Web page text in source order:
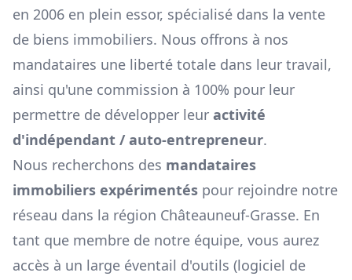
en 2006 en plein essor, spécialisé dans la vente
de biens immobiliers. Nous offrons à nos
mandataires une liberté totale dans leur travail,
ainsi qu'une commission à 100% pour leur
permettre de développer leur activité
d'indépendant / auto-entrepreneur.
Nous recherchons des mandataires
immobiliers expérimentés pour rejoindre notre
réseau dans la région Châteauneuf-Grasse. En
tant que membre de notre équipe, vous aurez
accès à un large éventail d'outils (logiciel de